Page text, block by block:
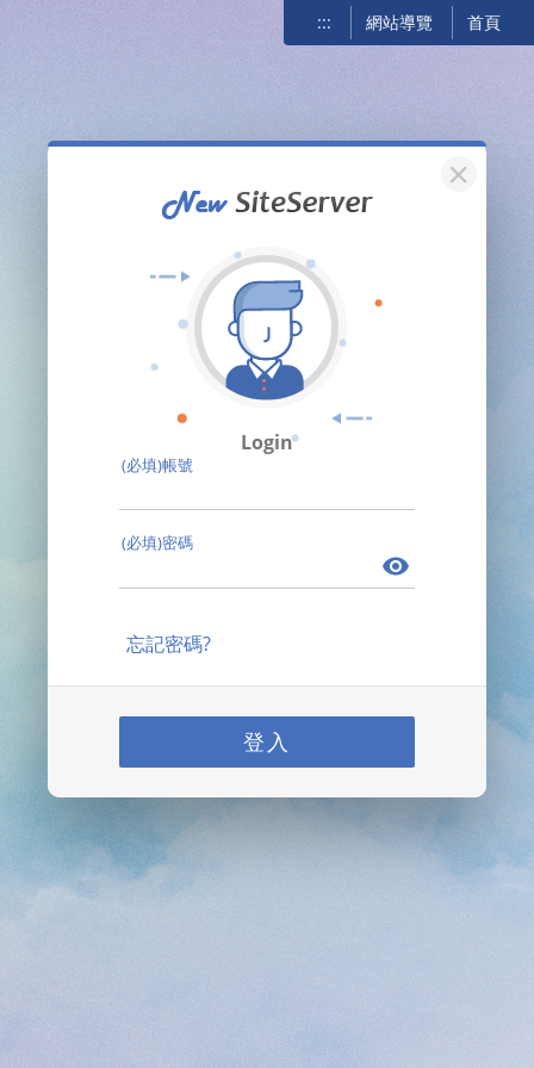
::: 網站導覽 首頁
關閉
Login
(必填)帳號
(必填)密碼
忘記密碼?
登入